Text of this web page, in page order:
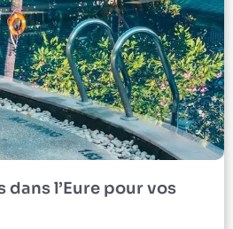
l’Eure pour vos